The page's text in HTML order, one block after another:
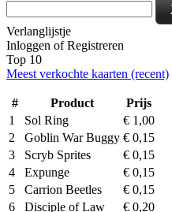
Verlanglijstje
Inloggen ofRegistreren
Top 10
Meest verkochte kaarten (recent)
# Product
Prijs
1
Sol Ring € 1,00
2
Goblin War Buggy € 0,15
3
Scryb Sprites € 0,15
4
Expunge € 0,15
5
Carrion Beetles € 0,15
6
Disciple of Law € 0,20